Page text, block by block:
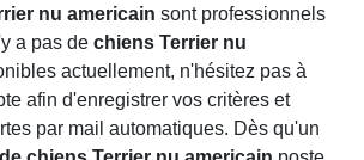
nu americain sont professionnels
a pas de chiens Terrier nu
actuellement, n'hésitez pas à
afin d'enregistrer vos critères et
par mail automatiques. Dès qu'un